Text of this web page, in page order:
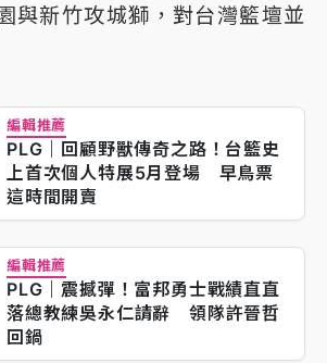
與新竹攻城獅，對台灣籃壇並
編輯推薦
PLG｜回顧野獸傳奇之路！台籃史
上首次個人特展5月登場 早鳥票
這時間開賣
編輯推薦
PLG｜震撼彈！富邦勇士戰績直直
落總教練吳永仁請辭 領隊許晉哲
回鍋